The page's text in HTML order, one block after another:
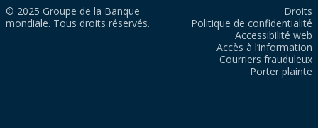
© 2025 Groupe de la Banque
mondiale. Tous droits réservés.
Droits
Politique de confidentialité
Accessibilité web
Accès à l’information
Courriers frauduleux
Porter plainte